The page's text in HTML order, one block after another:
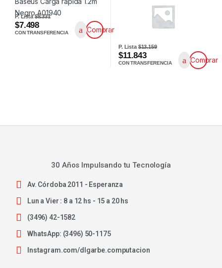
P. Lista$8.331
$7.498
CON TRANSFERENCIA Comprar
P. Lista$13.159
$11.843
CON TRANSFERENCIA Comprar
30 Años Impulsando tu Tecnología
Av. Córdoba 2011 - Esperanza
Lun a Vier : 8 a 12 hs - 15 a 20 hs
(3496) 42-1582
WhatsApp: (3496) 50-1175
Instagram.com/dlgarbe.computacion